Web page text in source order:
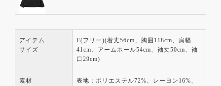
アイテム
サイズ
F(フリー)(着丈56cm、胸囲118cm、肩幅
41cm、アームホール54cm、袖丈50cm、袖
口29cm)
素材
表地：ポリエステル72%、レーヨン16%、